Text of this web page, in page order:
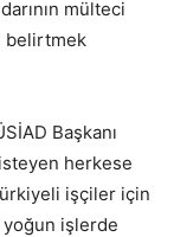
mülteci
belirtmek
Başkanı
isteyen herkese
işçiler için
işlerde